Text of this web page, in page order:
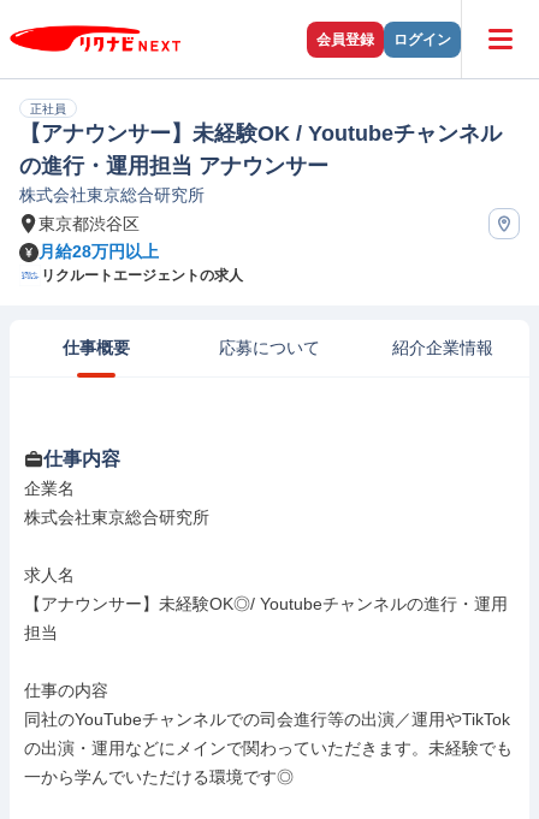
会員登録 ログイン
正社員
【アナウンサー】未経験OK / Youtubeチャンネル
の進行・運用担当 アナウンサー
株式会社東京総合研究所
東京都渋谷区
月給28万円以上
リクルートエージェントの求人
仕事概要 応募について 紹介企業情報
仕事内容
企業名
株式会社東京総合研究所
求人名
【アナウンサー】未経験OK◎/ Youtubeチャンネルの進行・運用
担当
仕事の内容
同社のYouTubeチャンネルでの司会進行等の出演／運用やTikTok
の出演・運用などにメインで関わっていただきます。未経験でも
一から学んでいただける環境です◎